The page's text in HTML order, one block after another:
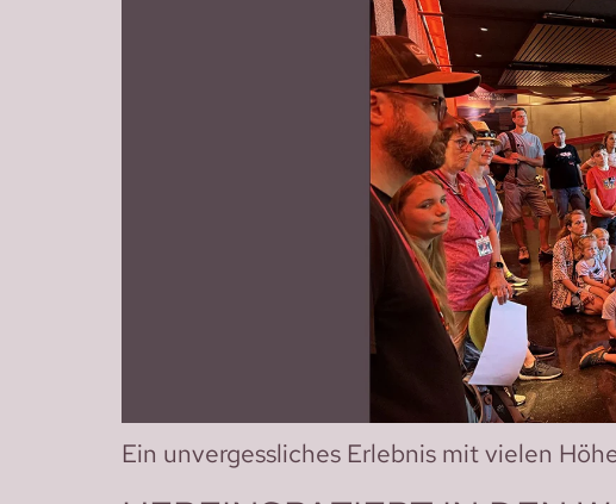
Ein unvergessliches Erlebnis mit vielen